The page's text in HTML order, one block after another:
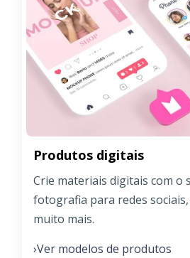
Produtos digitais
Crie materiais digitais com o
fotografia para redes
muito mais.
›Ver modelos de produtos